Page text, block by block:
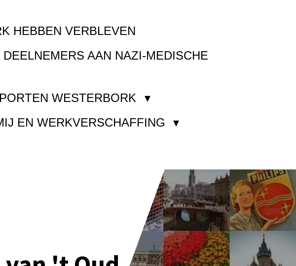
HEBBEN VERBLEVEN
AAN NAZI-MEDISCHE
WESTERBORK
EN WERKVERSCHAFFING